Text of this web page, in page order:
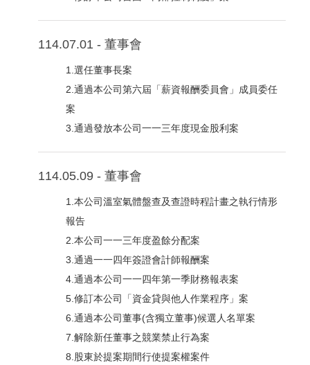
114.07.01 - 董事會
1.選任董事長案
2.通過本公司第六屆「薪資報酬委員會」成員委任
案
3.通過發放本公司一一三年度現金股利案
114.05.09 - 董事會
1.本公司溫室氣體盤查及查證時程計畫之執行情形
報告
2.本公司一一三年度盈餘分配案
3.通過一一四年簽證會計師報酬案
4.通過本公司一一四年第一季財務報表案
5.修訂本公司「資金貸與他人作業程序」案
6.通過本公司董事(含獨立董事)候選人名單案
7.解除新任董事之競業禁止行為案
8.股東於提案期間行使提案權案件